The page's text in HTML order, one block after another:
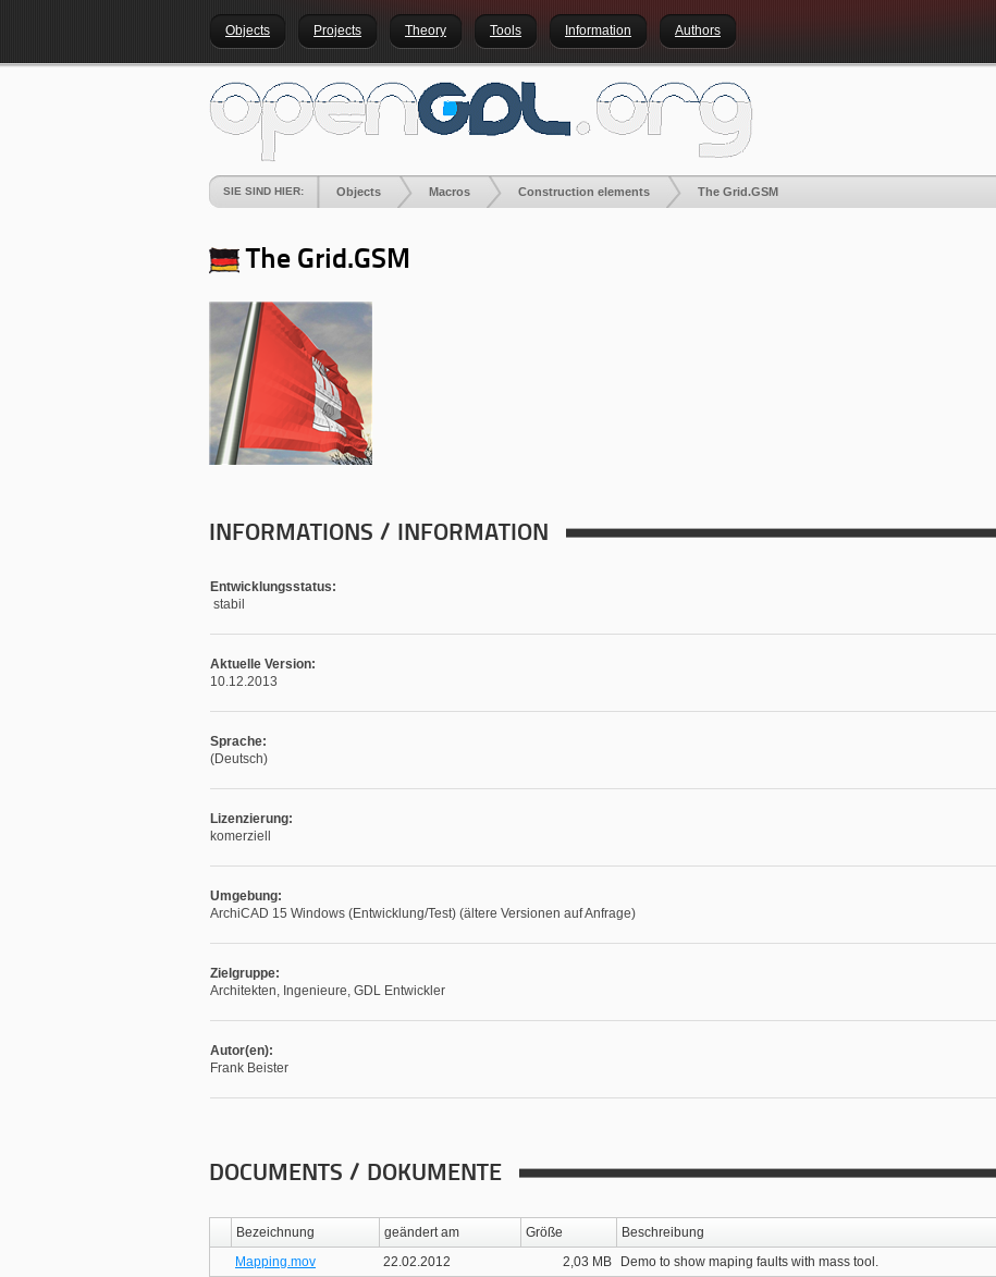
Objects Projects Theory Tools Information Authors
SIE SIND HIER: Objects Macros Construction elements The Grid.GSM
The Grid.GSM
INFORMATIONS / INFORMATION
Entwicklungsstatus:
stabil
Aktuelle Version:
10.12.2013
Sprache:
(Deutsch)
Lizenzierung:
komerziell
Umgebung:
ArchiCAD 15 Windows (Entwicklung/Test) (ältere Versionen auf Anfrage)
Zielgruppe:
Architekten, Ingenieure, GDL Entwickler
Autor(en):
Frank Beister
DOCUMENTS / DOKUMENTE
Bezeichnung geändert am Größe Beschreibung
Mapping.mov
22.02.2012 2,03 MB Demo to show maping faults with mass tool.